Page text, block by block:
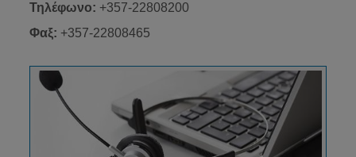
Τηλέφωνο: +357-22808200
Φαξ: +357-22808465